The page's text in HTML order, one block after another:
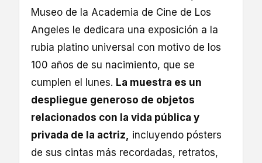
Museo de la Academia de Cine de Los
Angeles le dedicara una exposición a la
rubia platino universal con motivo de los
100 años de su nacimiento, que se
cumplen el lunes. La muestra es un
despliegue generoso de objetos
relacionados con la vida pública y
privada de la actriz,
incluyendo pósters
de sus cintas más recordadas, retratos,